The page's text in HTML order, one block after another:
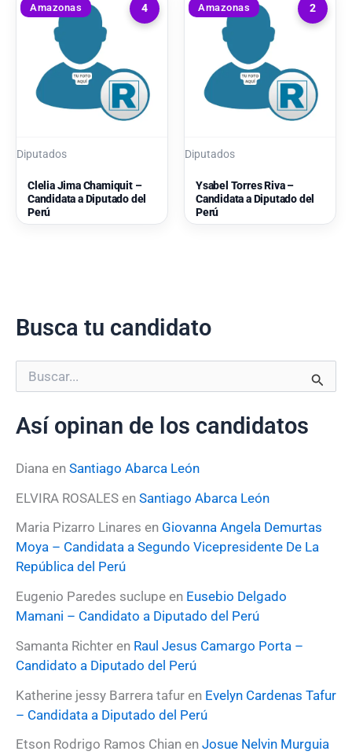
4
Amazonas
Diputados
Clelia Jima Chamiquit –
Candidata a Diputado del
Perú
2
Amazonas
Diputados
Ysabel Torres Riva –
Candidata a Diputado del
Perú
Busca tu candidato
u
c
p
r
:
Así opinan de los candidatos
Diana en Santiago Abarca León
ELVIRA ROSALES en Santiago Abarca León
Maria Pizarro Linares en Giovanna Angela Demurtas
Moya – Candidata a Segundo Vicepresidente De La
República del Perú
Eugenio Paredes suclupe en Eusebio Delgado
Mamani – Candidato a Diputado del Perú
Samanta Richter en Raul Jesus Camargo Porta –
Candidato a Diputado del Perú
Katherine jessy Barrera tafur en Evelyn Cardenas Tafur
– Candidata a Diputado del Perú
Etson Rodrigo Ramos Chian en Josue Nelvin Murguia